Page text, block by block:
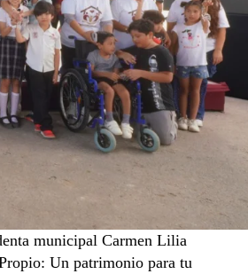
municipal Carmen Lilia
Un patrimonio para tu